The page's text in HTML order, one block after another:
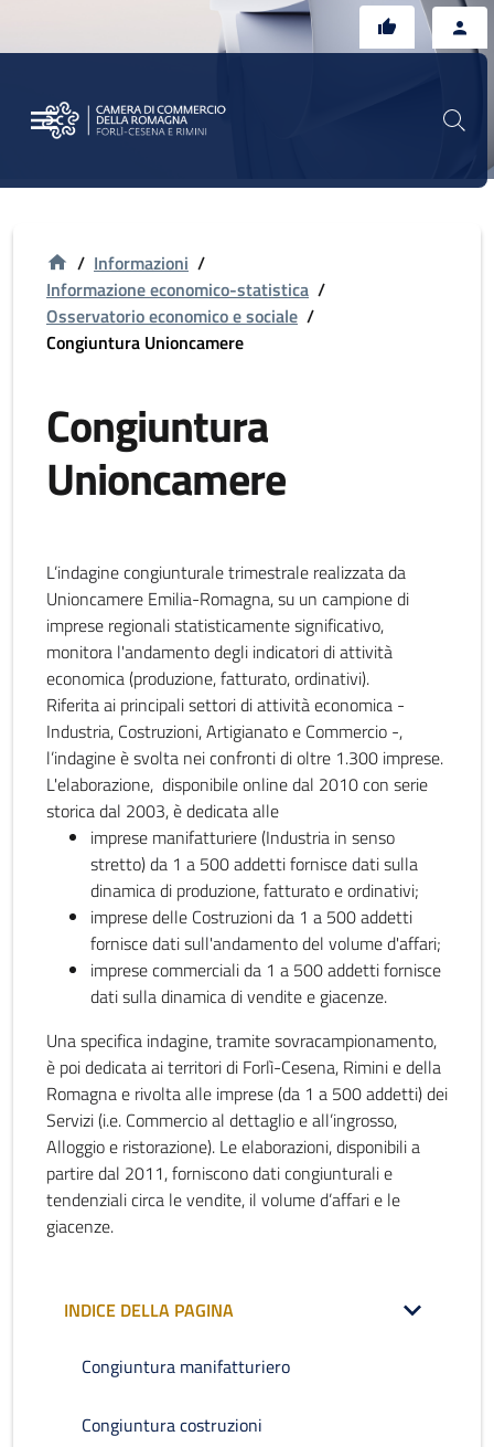
/ Informazioni /
Informazione economico-statistica /
Osservatorio economico e sociale /
Congiuntura Unioncamere
Congiuntura
Unioncamere
L’indagine congiunturale trimestrale realizzata da
Unioncamere Emilia-Romagna, su un campione di
imprese regionali statisticamente significativo,
monitora l'andamento degli indicatori di attività
economica (produzione, fatturato, ordinativi).
Riferita ai principali settori di attività economica -
Industria, Costruzioni, Artigianato e Commercio -,
l’indagine è svolta nei confronti di oltre 1.300 imprese.
L'elaborazione, disponibile online dal 2010 con serie
storica dal 2003, è dedicata alle
imprese manifatturiere (Industria in senso
stretto) da 1 a 500 addetti fornisce dati sulla
dinamica di produzione, fatturato e ordinativi;
imprese delle Costruzioni da 1 a 500 addetti
fornisce dati sull'andamento del volume d'affari;
imprese commerciali da 1 a 500 addetti fornisce
dati sulla dinamica di vendite e giacenze.
Una specifica indagine, tramite sovracampionamento,
è poi dedicata ai territori di Forlì-Cesena, Rimini e della
Romagna e rivolta alle imprese (da 1 a 500 addetti) dei
Servizi (i.e. Commercio al dettaglio e all’ingrosso,
Alloggio e ristorazione). Le elaborazioni, disponibili a
partire dal 2011, forniscono dati congiunturali e
tendenziali circa le vendite, il volume d’affari e le
giacenze.
INDICE DELLA PAGINA
Congiuntura manifatturiero
Congiuntura costruzioni